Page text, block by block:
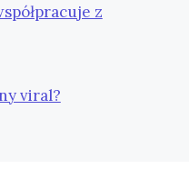
z
viral?